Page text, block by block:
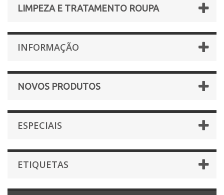
LIMPEZA E TRATAMENTO ROUPA
INFORMAÇÃO
NOVOS PRODUTOS
ESPECIAIS
ETIQUETAS